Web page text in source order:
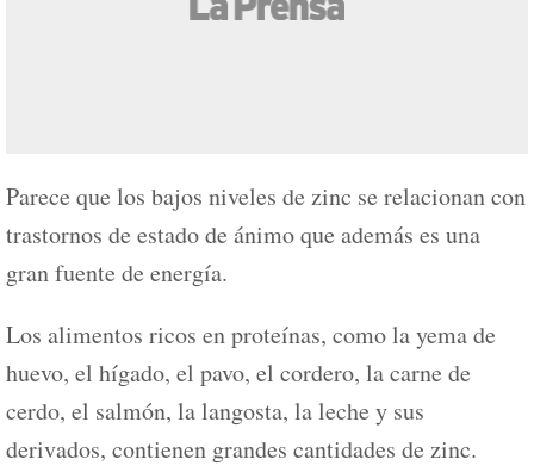
Parece que los bajos niveles de zinc se relacionan con
trastornos de estado de ánimo que además es una
gran fuente de energía.
Los alimentos ricos en proteínas, como la yema de
huevo, el hígado, el pavo, el cordero, la carne de
cerdo, el salmón, la langosta, la leche y sus
derivados, contienen grandes cantidades de zinc.